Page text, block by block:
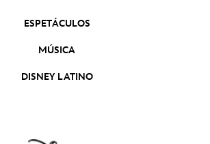
ESPETÁCULOS
MÚSICA
DISNEY LATINO